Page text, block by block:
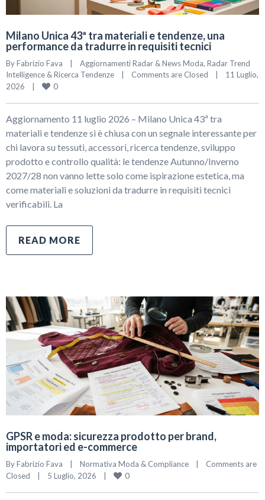
Milano Unica 43ª tra materiali e tendenze, una
performance da tradurre in requisiti tecnici
By Fabrizio Fava | Aggiornamenti Radar & News Moda, Radar Trend
Intelligence & Ricerca Tendenze
| Comments are Closed |
11 Luglio,
2026 | 0
Aggiornamento 11 luglio 2026 – Milano Unica 43ª tra
materiali e tendenze si è chiusa con un segnale interessante per
chi lavora su tessuti, accessori, ricerca tendenze, sviluppo
prodotto e controllo qualità: le tendenze Autunno/Inverno
2027/28 non vanno lette solo come ispirazione estetica, ma
come materiali e soluzioni da tradurre in requisiti tecnici
verificabili. La
READ MORE
GPSR e moda: sicurezza prodotto per brand,
importatori ed e-commerce
By Fabrizio Fava Normativa Moda & Compliance
Comments are
Closed
5 Luglio, 2026 0